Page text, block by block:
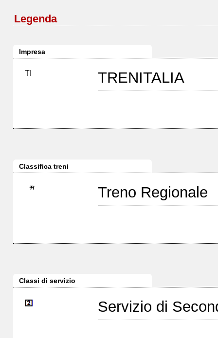
Legenda
Impresa
TI TRENITALIA
Classifica treni
Treno Regionale
Classi di servizio
Servizio di